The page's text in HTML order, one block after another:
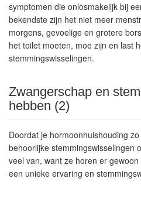
symptomen die onlosmakelijk bij
bekendste zijn het niet meer
morgens, gevoelige en grotere
het toilet moeten, moe zijn en last
stemmingswisselingen.
Zwangerschap en
hebben (2)
Doordat je hormoonhuishouding
behoorlijke stemmingswisselingen
veel van, want ze horen er
een unieke ervaring en